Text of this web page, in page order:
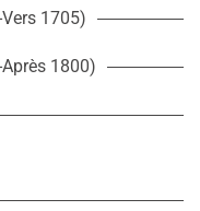
1705)
1800)